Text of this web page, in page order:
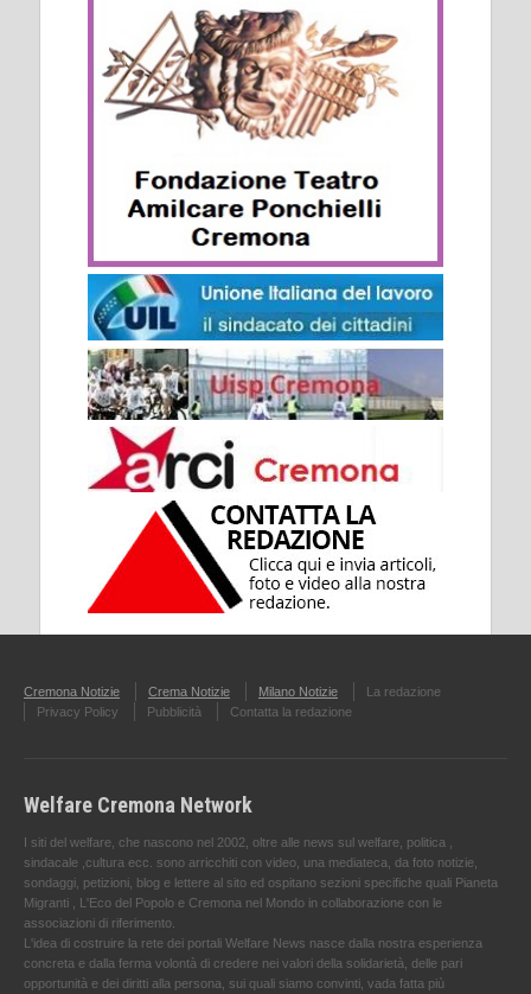
Cremona Notizie Crema Notizie Milano Notizie
La redazione
Privacy Policy
Pubblicità Contatta la redazione
Welfare Cremona Network
I siti del welfare, che nascono nel 2002, oltre alle news sul welfare, politica ,
sindacale ,cultura ecc. sono arricchiti con video, una mediateca, da foto notizie,
sondaggi, petizioni, blog e lettere al sito ed ospitano sezioni specifiche quali Pianeta
Migranti , L'Eco del Popolo e Cremona nel Mondo in collaborazione con le
associazioni di riferimento.
L'idea di costruire la rete dei portali Welfare News nasce dalla nostra esperienza
concreta e dalla ferma volontà di credere nei valori della solidarietà, delle pari
opportunità e dei diritti alla persona, sui quali siamo convinti, vada fatta più